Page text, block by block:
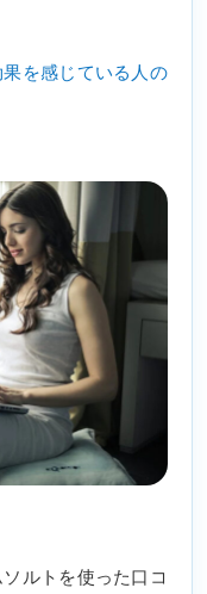
を感じている人の
ルトを使った口コ